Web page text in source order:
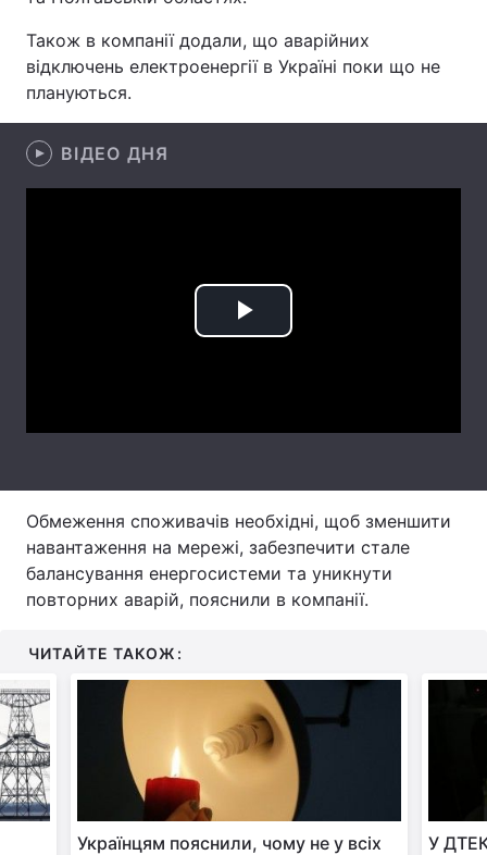
Зброя Інциденти
Здоров'я
Цікавинки
Тема оформлення
Також в компанії додали, що аварійних
відключень електроенергії в Україні поки що не
плануються.
ВІДЕО ДНЯ
Play
Обмеження споживачів необхідні, щоб зменшити
навантаження на мережі, забезпечити стале
балансування енергосистеми та уникнути
повторних аварій, пояснили в компанії.
ЧИТАЙТЕ ТАКОЖ:
Українцям пояснили, чому не у всіх
У